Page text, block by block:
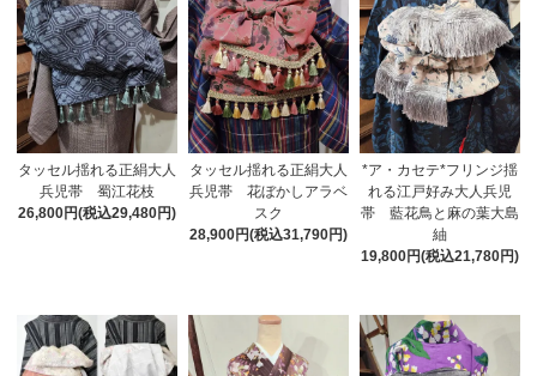
タッセル揺れる正絹大人
兵児帯 蜀江花枝
26,800円(税込29,480円)
タッセル揺れる正絹大人
兵児帯 花ぼかしアラベ
スク
28,900円(税込31,790円)
*ア・カセテ*フリンジ揺
れる江戸好み大人兵児
帯 藍花鳥と麻の葉大島
紬
19,800円(税込21,780円)